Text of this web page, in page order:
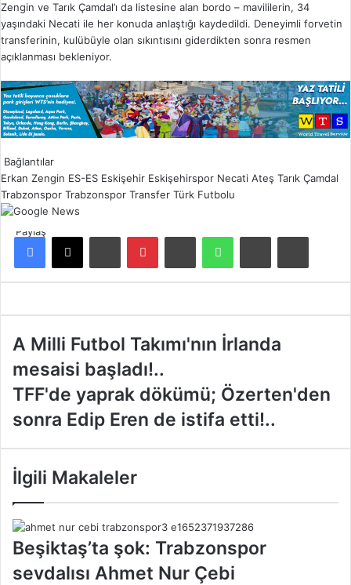
Zengin ve Tarık Çamdal’ı da listesine alan bordo – mavililerin, 34
yaşındaki Necati ile her konuda anlaştığı kaydedildi. Deneyimli forvetin
transferinin, kulübüyle olan sıkıntısını giderdikten sonra resmen
açıklanması bekleniyor.
Bağlantılar
Erkan Zengin ES-ES Eskişehir Eskişehirspor Necati Ateş Tarık Çamdal
Trabzonspor Trabzonspor Transfer Türk Futbolu
Paylaş
A
l
i
t
b
o
l
a
k
A Milli Futbol Takımı'nın İrlanda
mesaisi başladı!..
T
F
e
a
p
a
k
TFF'de yaprak dökümü; Özerten'den
sonra Edip Eren de istifa etti!..
İlgili Makaleler
Beşiktaş’ta şok: Trabzonspor
sevdalısı Ahmet Nur Çebi